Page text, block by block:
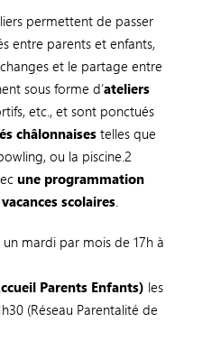
permettent de passer
entre parents et enfants,
et le partage entre
sous forme d’ateliers
etc., et sont ponctués
châlonnaisestelles que
ou la piscine.2
une programmation
scolaires.
un mardi par mois de 17h à
Parents Enfants) les
(Réseau Parentalité de